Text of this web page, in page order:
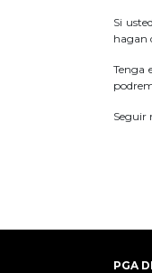
Si
hagan
Tenga
Seguir
PGA